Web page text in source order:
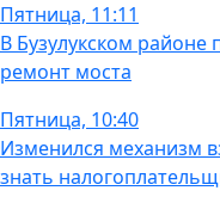
Пятница, 11:11
В Бузулукском
ремонт моста
Пятница, 10:40
Изменился механизм
знать